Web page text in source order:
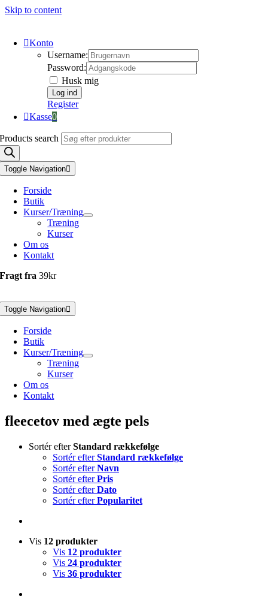
Skip to content
Konto
Username:
Password:
Husk mig
Register
Kasse0
Products search
Toggle Navigation
Forside
Butik
Kurser/Træning
Træning
Kurser
Om os
Kontakt
Fragt fra39kr
Toggle Navigation
Forside
Butik
Kurser/Træning
Træning
Kurser
Om os
Kontakt
fleecetov med ægte pels
Sortér efterStandard rækkefølge
Sortér efterStandard rækkefølge
Sortér efterNavn
Sortér efterPris
Sortér efterDato
Sortér efterPopularitet
Vis 12 produkter
Vis 12 produkter
Vis 24 produkter
Vis 36 produkter